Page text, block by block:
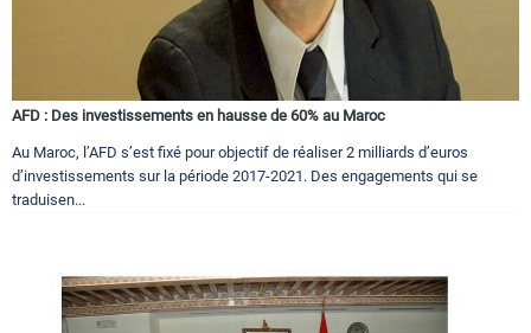
AFD : Des investissements en hausse de 60% au Maroc
Au Maroc, l’AFD s’est fixé pour objectif de réaliser 2 milliards d’euros
d’investissements sur la période 2017-2021. Des engagements qui se
traduisen...